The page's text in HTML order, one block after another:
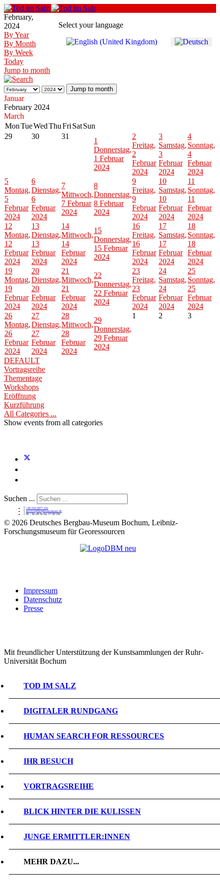
Select your language
February,
2024
By Year
By Month
By Week
Today
Jump to month
Jump to month
Januar
February 2024
March
MonTueWedThuFri SatSun
29
30 31
1
Donnerstag,
1 Februar
2024
2
Freitag,
2
Februar
2024
3
Samstag,
3
Februar
2024
4
Sonntag,
4
Februar
2024
5
Montag,
5
Februar
2024
6
Dienstag,
6
Februar
2024
7
Mittwoch,
7 Februar
2024
8
Donnerstag,
8 Februar
2024
9
Freitag,
9
Februar
2024
10
Samstag,
10
Februar
2024
11
Sonntag,
11
Februar
2024
12
Montag,
12
Februar
2024
13
Dienstag,
13
Februar
2024
14
Mittwoch,
14
Februar
2024
15
Donnerstag,
15 Februar
2024
16
Freitag,
16
Februar
2024
17
Samstag,
17
Februar
2024
18
Sonntag,
18
Februar
2024
19
Montag,
19
Februar
2024
20
Dienstag,
20
Februar
2024
21
Mittwoch,
21
Februar
2024
22
Donnerstag,
22 Februar
2024
23
Freitag,
23
Februar
2024
24
Samstag,
24
Februar
2024
25
Sonntag,
25
Februar
2024
26
Montag,
26
Februar
2024
27
Dienstag,
27
Februar
2024
28
Mittwoch,
28
Februar
2024
29
Donnerstag,
29 Februar
2024
1 2 3
DEFAULT
Vortragsreihe
Thementage
Workshops
Eröffnung
Kurzführung
All Categories ...
Show events from all categories
Suchen ...
+49 234 5877 232
service@bergbaumuseum.de
Di - So 09:30 bis 17:30 Uhr
© 2026 Deutsches Bergbau-Museum Bochum, Leibniz-
Forschungsmuseum für Georessourcen
Impressum
Datenschutz
Presse
Mit freundlicher Unterstützung der Kunstsammlungen der Ruhr-
Universität Bochum
TOD IM SALZ
DIGITALER RUNDGANG
HUMAN SEARCH FOR RESSOURCES
IHR BESUCH
VORTRAGSREIHE
BLICK HINTER DIE KULISSEN
JUNGE ERMITTLER:INNEN
MEHR DAZU...